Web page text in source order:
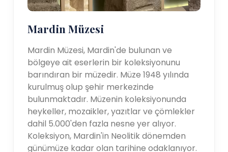
Mardin Müzesi
Mardin Müzesi, Mardin'de bulunan ve
bölgeye ait eserlerin bir koleksiyonunu
barındıran bir müzedir. Müze 1948 yılında
kurulmuş olup şehir merkezinde
bulunmaktadır. Müzenin koleksiyonunda
heykeller, mozaikler, yazıtlar ve çömlekler
dahil 5.000'den fazla nesne yer alıyor.
Koleksiyon, Mardin'in Neolitik dönemden
günümüze kadar olan tarihine odaklanıyor.